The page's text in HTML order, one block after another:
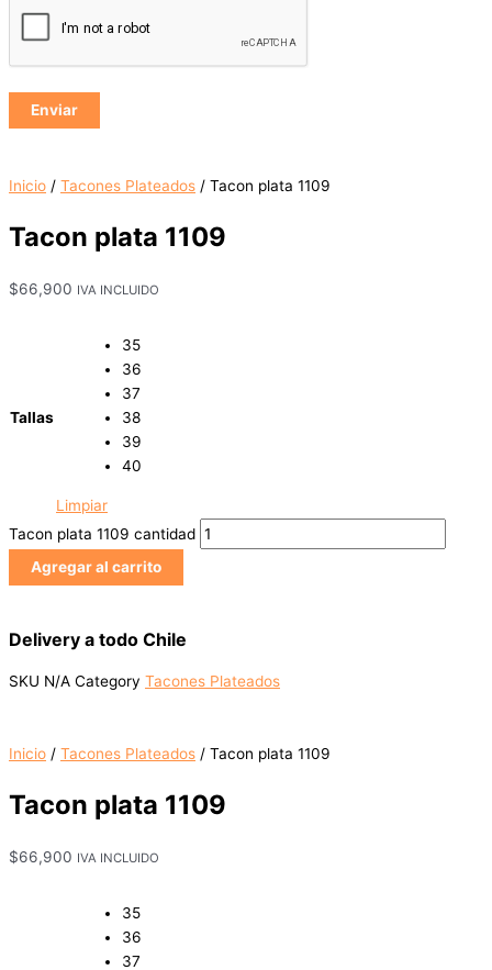
Inicio / Tacones Plateados / Tacon plata 1109
Tacon plata 1109
$66,900 IVA INCLUIDO
Tallas
35
36
37
38
39
40
Limpiar
Tacon plata 1109 cantidad
Agregar al carrito
Delivery a todo Chile
SKU N/A Category Tacones Plateados
Inicio / Tacones Plateados / Tacon plata 1109
Tacon plata 1109
$66,900 IVA INCLUIDO
35
36
37